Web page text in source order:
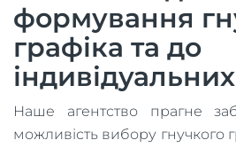
формування
графіка та до
Наше агентство прагне
можливість вибору гнучкого